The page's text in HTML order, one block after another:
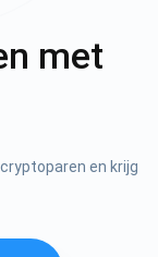
met
en krijg